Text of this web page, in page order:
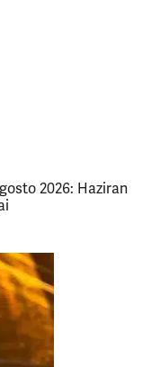
2026: Haziran